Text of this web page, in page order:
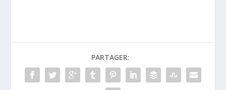
PARTAGER: